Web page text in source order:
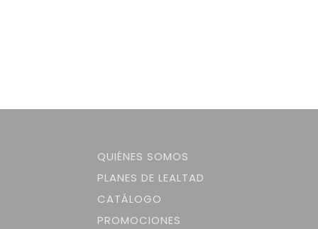
QUIÉNES SOMOS
PLANES DE LEALTAD
CATÁLOGO
PROMOCIONES